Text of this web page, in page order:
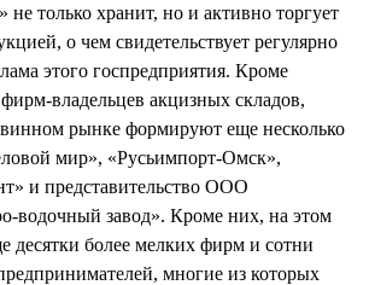
не только хранит, но и активно торгует
о чем свидетельствует регулярно
этого госпредприятия. Кроме
владельцев акцизных складов,
рынке формируют еще несколько
мир», «Русьимпорт-Омск»,
и представительство ООО
водочный завод». Кроме них, на этом
десятки более мелких фирм и сотни
многие из которых